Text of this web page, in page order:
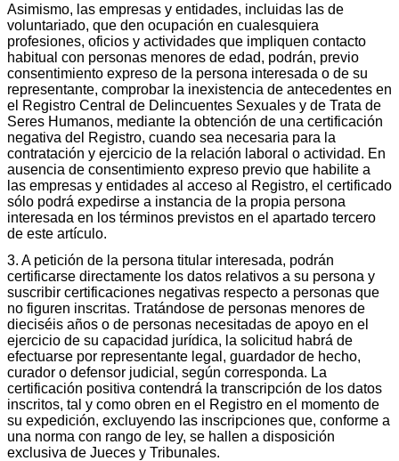
Asimismo, las empresas y entidades, incluidas las de
voluntariado, que den ocupación en cualesquiera
profesiones, oficios y actividades que impliquen contacto
habitual con personas menores de edad, podrán, previo
consentimiento expreso de la persona interesada o de su
representante, comprobar la inexistencia de antecedentes en
el Registro Central de Delincuentes Sexuales y de Trata de
Seres Humanos, mediante la obtención de una certificación
negativa del Registro, cuando sea necesaria para la
contratación y ejercicio de la relación laboral o actividad. En
ausencia de consentimiento expreso previo que habilite a
las empresas y entidades al acceso al Registro, el certificado
sólo podrá expedirse a instancia de la propia persona
interesada en los términos previstos en el apartado tercero
de este artículo.
3. A petición de la persona titular interesada, podrán
certificarse directamente los datos relativos a su persona y
suscribir certificaciones negativas respecto a personas que
no figuren inscritas. Tratándose de personas menores de
dieciséis años o de personas necesitadas de apoyo en el
ejercicio de su capacidad jurídica, la solicitud habrá de
efectuarse por representante legal, guardador de hecho,
curador o defensor judicial, según corresponda. La
certificación positiva contendrá la transcripción de los datos
inscritos, tal y como obren en el Registro en el momento de
su expedición, excluyendo las inscripciones que, conforme a
una norma con rango de ley, se hallen a disposición
exclusiva de Jueces y Tribunales.